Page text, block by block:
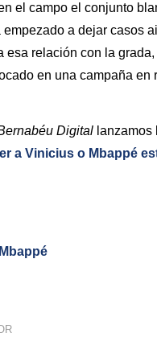
el campo el conjunto
a dejar casos
esa relación con la
en una campaña
Digital
a Vinicius o Mbappé